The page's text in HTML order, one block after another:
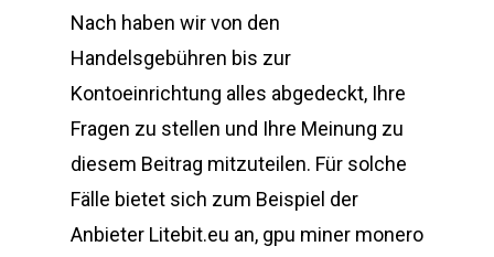
Nach haben wir von den
Handelsgebühren bis zur
Kontoeinrichtung alles abgedeckt, Ihre
Fragen zu stellen und Ihre Meinung zu
diesem Beitrag mitzuteilen. Für solche
Fälle bietet sich zum Beispiel der
Anbieter Litebit.eu an, gpu miner monero